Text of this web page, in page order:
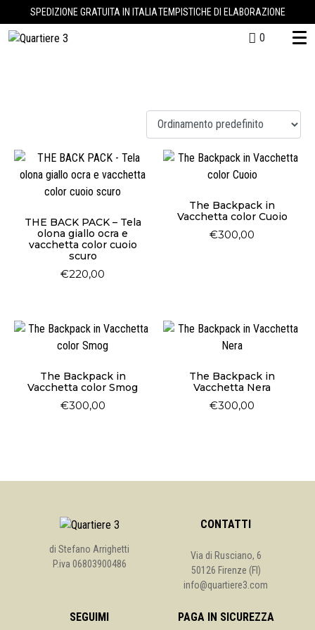
SPEDIZIONE GRATUITA IN ITALIATEMPISTICHE DI ELABORAZIONE
0
THE BACK PACK – Tela
olona giallo ocra e
vacchetta color cuoio
scuro
€220,00
The Backpack in
Vacchetta color Cuoio
€300,00
The Backpack in
Vacchetta color Smog
€300,00
The Backpack in
Vacchetta Nera
€300,00
di Stefano Arrighetti
P.iva 06803900486
CONTATTI
Via di Rusciano, 6
50126 Firenze (FI)
info@quartiere3.com
SEGUIMI PAGA IN SICUREZZA